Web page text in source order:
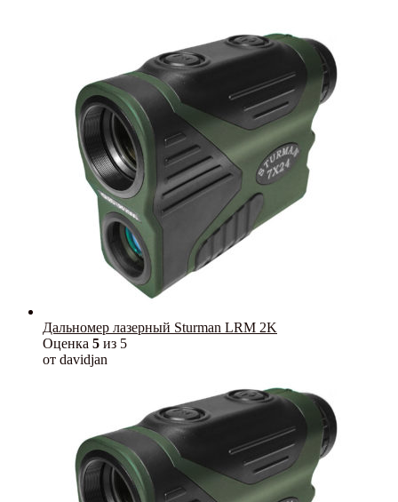
Дальномер лазерный Sturman LRM 2K
Оценка 5 из 5
от davidjan